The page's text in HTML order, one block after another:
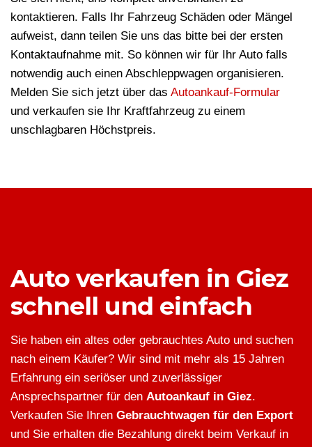
kontaktieren. Falls Ihr Fahrzeug Schäden oder Mängel
aufweist, dann teilen Sie uns das bitte bei der ersten
Kontaktaufnahme mit. So können wir für Ihr Auto falls
notwendig auch einen Abschleppwagen organisieren.
Melden Sie sich jetzt über das Autoankauf-Formular
und verkaufen sie Ihr Kraftfahrzeug zu einem
unschlagbaren Höchstpreis.
Auto verkaufen in Giez
schnell und einfach
Sie haben ein altes oder gebrauchtes Auto und suchen
nach einem Käufer? Wir sind mit mehr als 15 Jahren
Erfahrung ein seriöser und zuverlässiger
Ansprechspartner für den Autoankauf in Giez.
Verkaufen Sie Ihren Gebrauchtwagen für den Export
und Sie erhalten die Bezahlung direkt beim Verkauf in